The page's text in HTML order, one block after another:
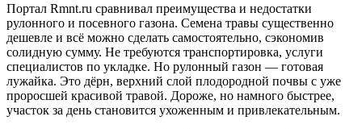
Портал Rmnt.ru сравнивал преимущества и недостатки
рулонного и посевного газона. Семена травы существенно
дешевле и всё можно сделать самостоятельно, сэкономив
солидную сумму. Не требуются транспортировка, услуги
специалистов по укладке. Но рулонный газон — готовая
лужайка. Это дёрн, верхний слой плодородной почвы с уже
проросшей красивой травой. Дороже, но намного быстрее,
участок за день становится ухоженным и привлекательным.